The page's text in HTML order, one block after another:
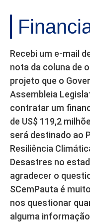
Recebi um e-mail
nota da coluna de
projeto que o
Assembleia
contratar um
de US$ 119,2
será destinado ao
Resiliência
Desastres no
agradecer o
SCemPauta é
nos questionar
alguma